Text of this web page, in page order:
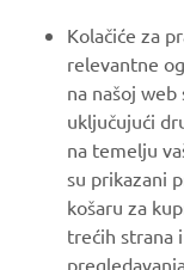
Kolačiće za
relevantne
na našoj
uključujući
na temelju
su prikazani
košaru za
trećih strana